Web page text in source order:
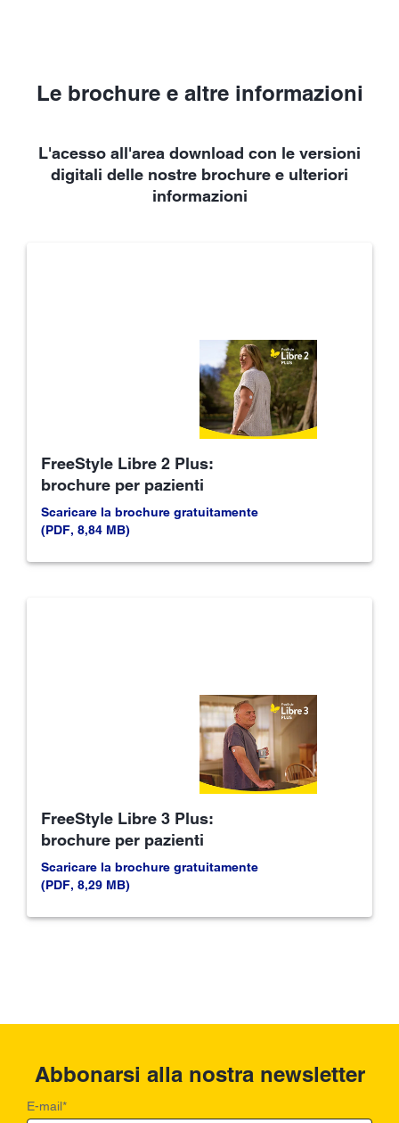
Le brochure e altre informazioni
L'acesso all'area download con le versioni
digitali delle nostre brochure e ulteriori
informazioni
FreeStyle Libre 2 Plus:
brochure per pazienti
Scaricare la brochure gratuitamente
(PDF, 8,84 MB)
FreeStyle Libre 3 Plus:
brochure per pazienti
Scaricare la brochure gratuitamente
(PDF, 8,29 MB)
Abbonarsi alla nostra newsletter
E-mail*